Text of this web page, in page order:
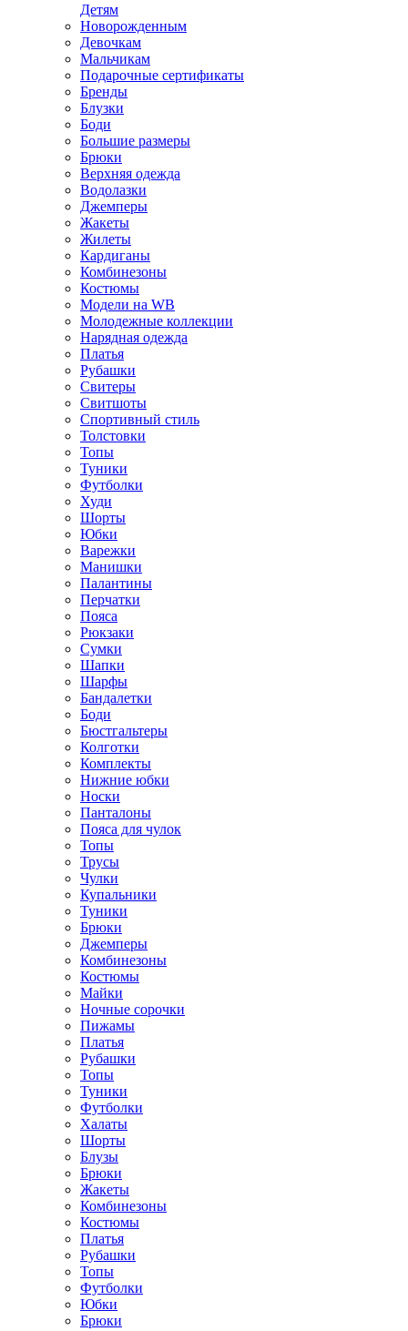
Детям
Новорожденным
Девочкам
Мальчикам
Подарочные сертификаты
Бренды
Блузки
Боди
Большие размеры
Брюки
Верхняя одежда
Водолазки
Джемперы
Жакеты
Жилеты
Кардиганы
Комбинезоны
Костюмы
Модели на WB
Молодежные коллекции
Нарядная одежда
Платья
Рубашки
Свитеры
Свитшоты
Спортивный стиль
Толстовки
Топы
Туники
Футболки
Худи
Шорты
Юбки
Варежки
Манишки
Палантины
Перчатки
Пояса
Рюкзаки
Сумки
Шапки
Шарфы
Бандалетки
Боди
Бюстгальтеры
Колготки
Комплекты
Нижние юбки
Носки
Панталоны
Поясa для чулок
Топы
Трусы
Чулки
Купальники
Туники
Брюки
Джемперы
Комбинезоны
Костюмы
Майки
Ночные сорочки
Пижамы
Платья
Рубашки
Топы
Туники
Футболки
Халаты
Шорты
Блузы
Брюки
Жакеты
Комбинезоны
Костюмы
Платья
Рубашки
Топы
Футболки
Юбки
Брюки